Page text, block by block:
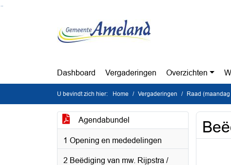
Dashboard Vergaderingen Overzichten
U bevindt zich hier: Home Vergaderingen Raad
Agendabundel
1 Opening en mededelingen
2 Beëdiging van mw. Rijpstra /